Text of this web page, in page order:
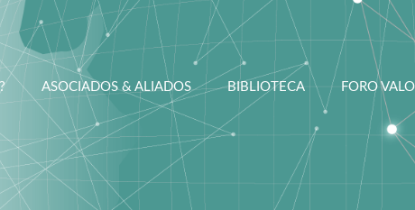
ASOCIADOS & ALIADOS BIBLIOTECA FORO